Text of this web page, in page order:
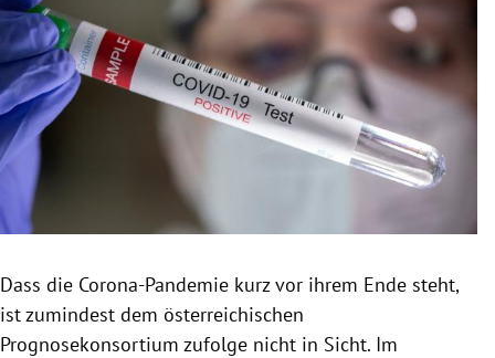
Untermenü
Untermenü
Untermenü
Untermenü
Untermenü
Untermenü
Dass die Corona-Pandemie kurz vor ihrem Ende steht,
ist zumindest dem österreichischen
Prognosekonsortium zufolge nicht in Sicht. Im